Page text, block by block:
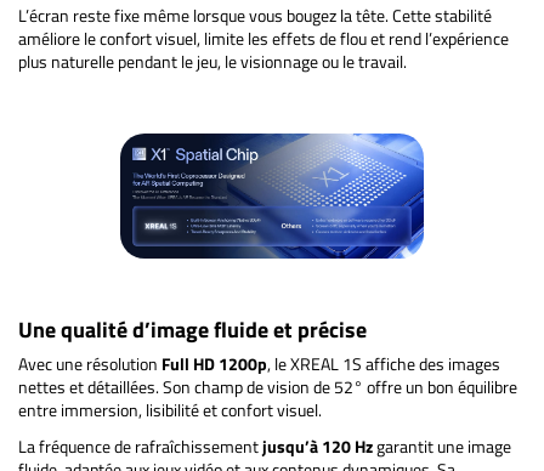
L’écran reste fixe même lorsque vous bougez la tête. Cette stabilité
améliore le confort visuel, limite les effets de flou et rend l’expérience
plus naturelle pendant le jeu, le visionnage ou le travail.
Une qualité d’image fluide et précise
Avec une résolution Full HD 1200p, le XREAL 1S affiche des images
nettes et détaillées. Son champ de vision de 52° offre un bon équilibre
entre immersion, lisibilité et confort visuel.
La fréquence de rafraîchissementjusqu’à 120 Hzgarantit une image